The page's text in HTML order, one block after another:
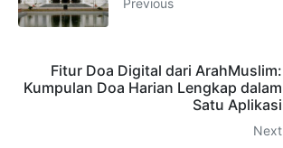
Fitur Doa Digital dari ArahMuslim:
Kumpulan Doa Harian Lengkap dalam
Satu Aplikasi
Next